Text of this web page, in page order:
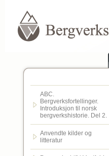
ABC.
Bergverksfortellinger.
Introduksjon til norsk
bergverkshistorie. Del 2.
Anvendte kilder og
litteratur